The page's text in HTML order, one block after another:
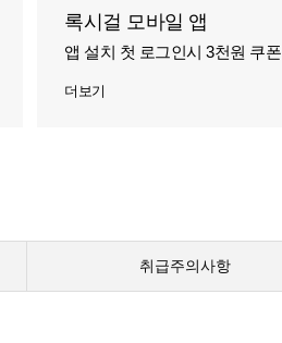
록시걸 모바일 앱
앱 설치 첫 로그인시 3천원 쿠폰
더보기
취급주의사항